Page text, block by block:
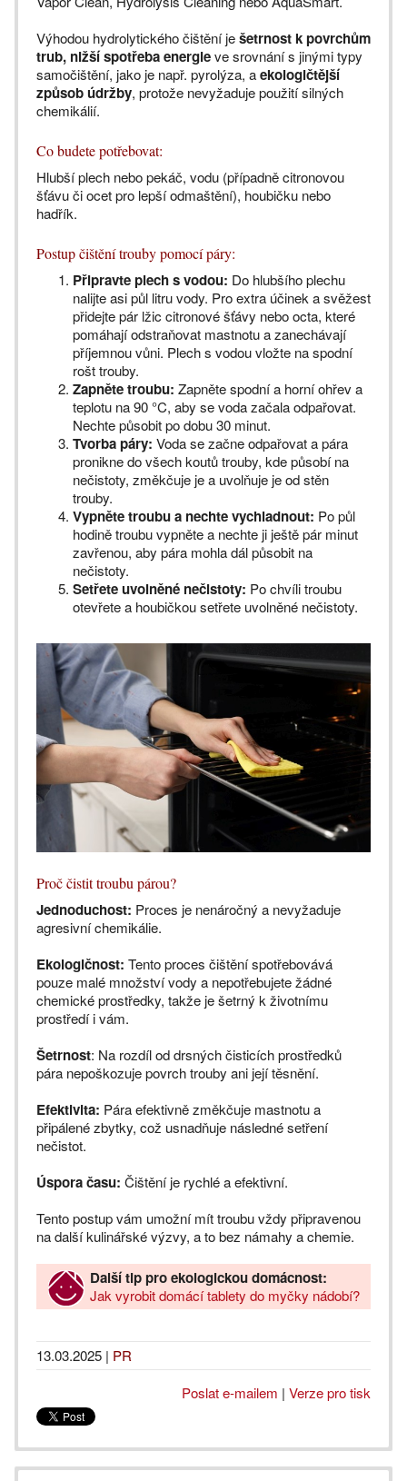
Výhodou hydrolytického čištění ješetrnost k povrchům
trub, nižší spotřeba energieve srovnání s jinými typy
samočištění, jako je např. pyrolýza, aekologičtější
způsob údržby, protože nevyžaduje použití silných
chemikálií.
Co budete potřebovat:
Hlubší plech nebo pekáč, vodu (případně citronovou
šťávu či ocet pro lepší odmaštění), houbičku nebo
hadřík.
Postup čištění trouby pomocí páry:
Připravte plech s vodou: Do hlubšího plechu
nalijte asi půl litru vody. Pro extra účinek a svěžest
přidejte pár lžic citronové šťávy nebo octa, které
pomáhají odstraňovat mastnotu a zanechávají
příjemnou vůni. Plech s vodou vložte na spodní
rošt trouby.
Zapněte troubu: Zapněte spodní a horní ohřev a
teplotu na 90 °C, aby se voda začala odpařovat.
Nechte působit po dobu 30 minut.
Tvorba páry: Voda se začne odpařovat a pára
pronikne do všech koutů trouby, kde působí na
nečistoty, změkčuje je a uvolňuje je od stěn
trouby.
Vypněte troubu a nechte vychladnout: Po půl
hodině troubu vypněte a nechte ji ještě pár minut
zavřenou, aby pára mohla dál působit na
nečistoty.
Setřete uvolněné nečistoty: Po chvíli troubu
otevřete a houbičkou setřete uvolněné nečistoty.
Proč čistit troubu párou?
Jednoduchost: Proces je nenáročný a nevyžaduje
agresivní chemikálie.
Ekologičnost: Tento proces čištění spotřebovává
pouze malé množství vody a nepotřebujete žádné
chemické prostředky, takže je šetrný k životnímu
prostředí i vám.
Šetrnost: Na rozdíl od drsných čisticích prostředků
pára nepoškozuje povrch trouby ani její těsnění.
Efektivita: Pára efektivně změkčuje mastnotu a
připálené zbytky, což usnadňuje následné setření
nečistot.
Úspora času: Čištění je rychlé a efektivní.
Tento postup vám umožní mít troubu vždy připravenou
na další kulinářské výzvy, a to bez námahy a chemie.
Další tip pro ekologickou domácnost:
Jak vyrobit domácí tablety do myčky nádobí?
13.03.2025 | PR
Poslat e-mailem | Verze pro tisk